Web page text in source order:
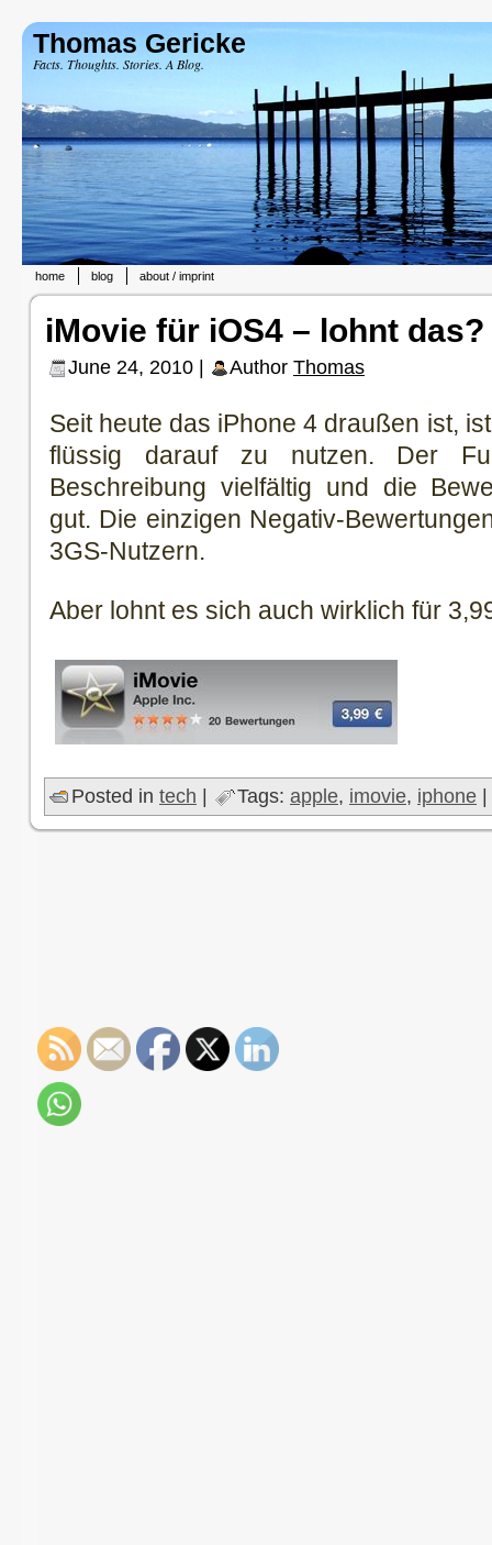
Thomas Gericke
Facts. Thoughts. Stories. A Blog.
home blog about / imprint
iMovie für iOS4 – lohnt das?
June 24, 2010 | Author Thomas
Seit heute das iPhone 4 draußen ist,
flüssig darauf zu nutzen. Der
Beschreibung vielfältig und die
gut. Die einzigen Negativ-
3GS-Nutzern.
Aber lohnt es sich auch wirklich für
Posted in tech Tags: apple, imovie, iphone